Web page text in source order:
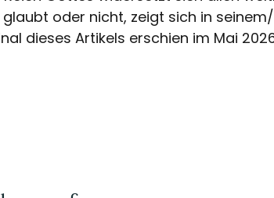
glaubt oder nicht, zeigt sich in
dieses Artikels erschien im Mai